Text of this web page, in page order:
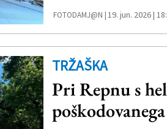
FOTODAMJ@N | 19. jun. 2026 |
TRŽAŠKA
Pri Repnu s